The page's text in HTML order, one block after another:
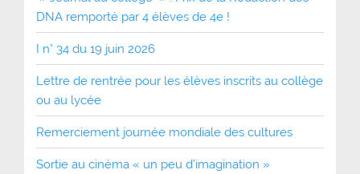
DNA remporté par 4 élèves de 4e !
I n° 34 du 19 juin 2026
Lettre de rentrée pour les élèves inscrits au collège
ou au lycée
Remerciement journée mondiale des cultures
Sortie au cinéma « un peu d’imagination »